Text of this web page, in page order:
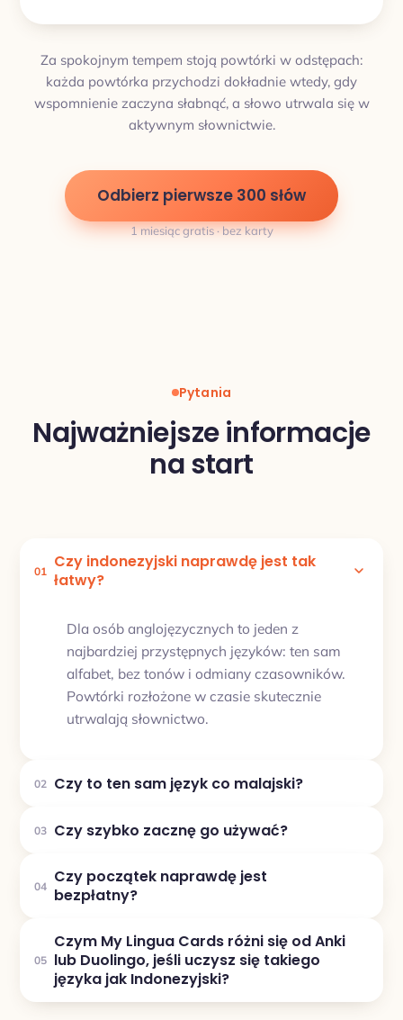
Za spokojnym tempem stoją powtórki w odstępach:
każda powtórka przychodzi dokładnie wtedy, gdy
wspomnienie zaczyna słabnąć, a słowo utrwala się w
aktywnym słownictwie.
Odbierz pierwsze 300 słów
1 miesiąc gratis · bez karty
Pytania
Najważniejsze informacje
na start
01 Czy indonezyjski naprawdę jest tak
łatwy?
Dla osób anglojęzycznych to jeden z
najbardziej przystępnych języków: ten sam
alfabet, bez tonów i odmiany czasowników.
Powtórki rozłożone w czasie skutecznie
utrwalają słownictwo.
02 Czy to ten sam język co malajski?
03 Czy szybko zacznę go używać?
04 Czy początek naprawdę jest
bezpłatny?
05
Czym My Lingua Cards różni się od Anki
lub Duolingo, jeśli uczysz się takiego
języka jak Indonezyjski?